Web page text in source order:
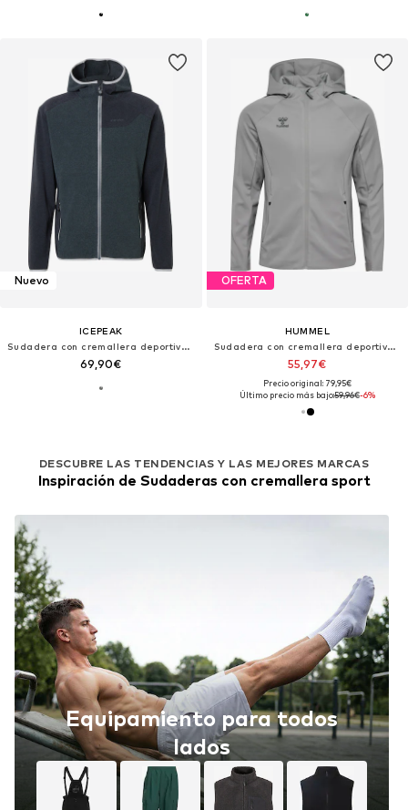
Nuevo
ICEPEAK
Sudadera con cremallera deportiva 'BOLIVAR'
69,90€
OFERTA
HUMMEL
Sudadera con cremallera deportiva 'Cima 2.0'
55,97€
Precio original: 79,95€
Último precio más bajo:59,96€-6%
DESCUBRE LAS TENDENCIAS Y LAS MEJORES MARCAS
Inspiración de Sudaderas con cremallera sport
Equipamiento para todos
lados